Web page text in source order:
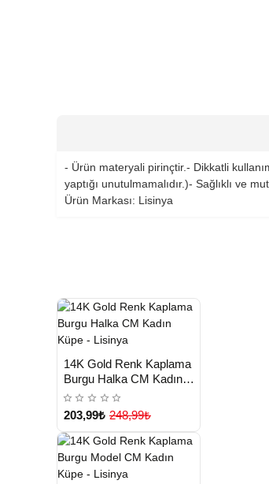
- Ürün materyali pirinçtir.- Dikkatli
yaptığı unutulmamalıdır.)- Sağlıklı ve
Ürün Markası: Lisinya
TESLİMAT
Yeni Ürün
14K Gold Renk Kaplama
Burgu Halka CM Kadın
Küpe - Lisinya
203,99₺ 248,99₺